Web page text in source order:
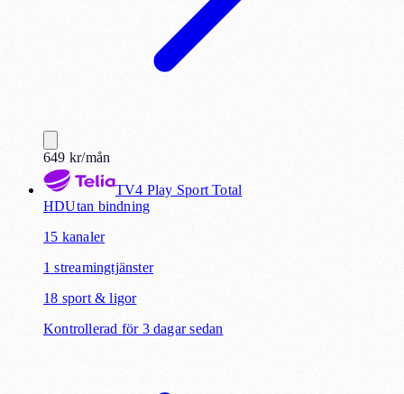
649 kr/mån
TV4 Play Sport Total
HDUtan bindning
15 kanaler
1 streamingtjänster
18 sport & ligor
Kontrollerad för 3 dagar sedan